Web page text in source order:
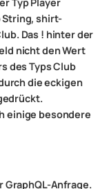
String, shirt-
Das ! hinter der
nicht den Wert
des Typs Club
die eckigen
einige besondere
GraphQL-Anfrage.